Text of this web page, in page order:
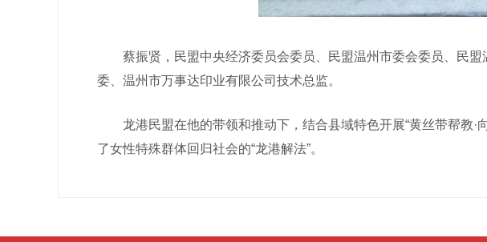
蔡振贤，民盟中央经济委员会委员、民盟温州市委会委员、民盟
委、温州市万事达印业有限公司技术总监。
龙港民盟在他的带领和推动下，结合县域特色开展“黄丝带帮教·
了女性特殊群体回归社会的“龙港解法”。